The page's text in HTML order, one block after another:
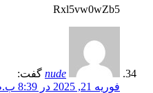
Rxl5vw0wZb5
nude گفت:
فوریه 21, 2025 در 8:39 ب.ظ